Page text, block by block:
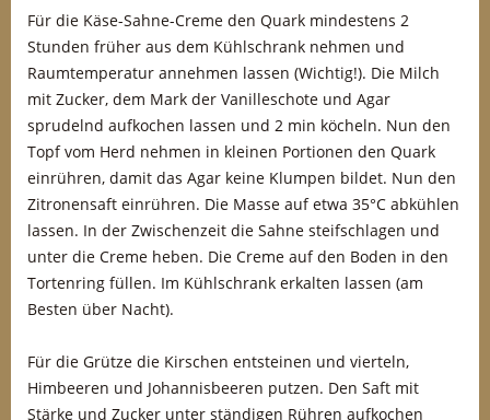
Für die Käse-Sahne-Creme den Quark mindestens 2
Stunden früher aus dem Kühlschrank nehmen und
Raumtemperatur annehmen lassen (Wichtig!). Die Milch
mit Zucker, dem Mark der Vanilleschote und Agar
sprudelnd aufkochen lassen und 2 min köcheln. Nun den
Topf vom Herd nehmen in kleinen Portionen den Quark
einrühren, damit das Agar keine Klumpen bildet. Nun den
Zitronensaft einrühren. Die Masse auf etwa 35°C abkühlen
lassen. In der Zwischenzeit die Sahne steifschlagen und
unter die Creme heben. Die Creme auf den Boden in den
Tortenring füllen. Im Kühlschrank erkalten lassen (am
Besten über Nacht).
Für die Grütze die Kirschen entsteinen und vierteln,
Himbeeren und Johannisbeeren putzen. Den Saft mit
Stärke und Zucker unter ständigen Rühren aufkochen